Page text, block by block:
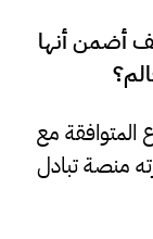
أضمن أنها
مع
منصة تبادل